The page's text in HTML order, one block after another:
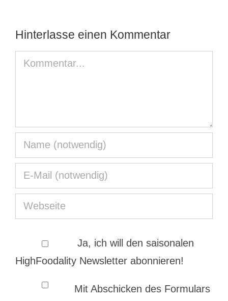
Hinterlasse einen Kommentar
Kommentar
Ja, ich will den saisonalen
HighFoodality Newsletter abonnieren!
Mit Abschicken des Formulars